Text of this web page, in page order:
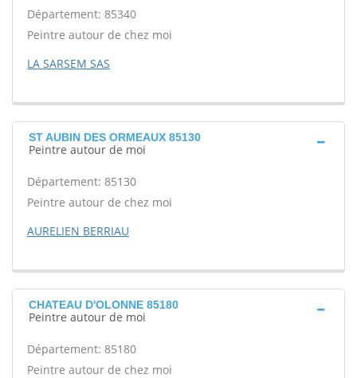
Département: 85340
Peintre autour de chez moi
LA SARSEM SAS
ST AUBIN DES ORMEAUX 85130
Peintre autour de moi
Département: 85130
Peintre autour de chez moi
AURELIEN BERRIAU
CHATEAU D'OLONNE 85180
Peintre autour de moi
Département: 85180
Peintre autour de chez moi